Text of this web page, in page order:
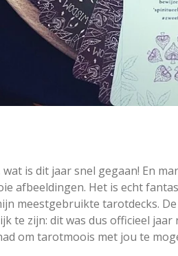
wat is dit jaar snel gegaan! En
afbeeldingen. Het is echt
meestgebruikte tarotdecks.
te zijn: dit was dus officieel
om tarotmoois met jou te